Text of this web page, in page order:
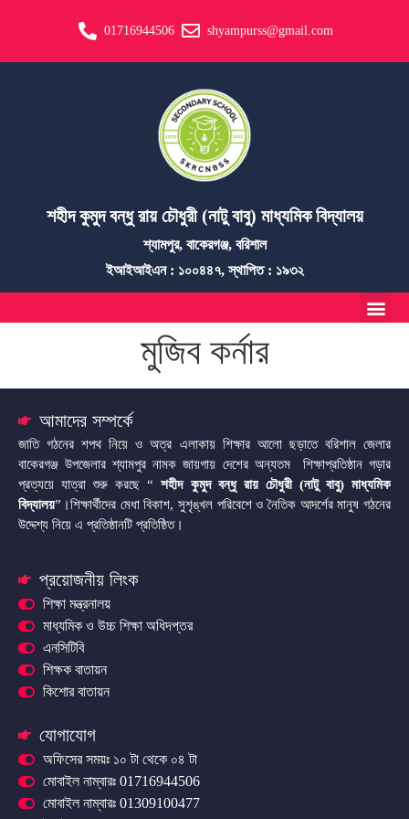
01716944506 shyampurss@gmail.com
শহীদ কুমুদ বন্ধু রায় চৌধুরী (নাটু বাবু) মাধ্যমিক বিদ্যালয়
শ্যামপুর, বাকেরগঞ্জ, বরিশাল
ইআইআইএন : ১০০৪৪৭, স্থাপিত : ১৯৩২
মুজিব কর্নার
আমাদের সম্পর্কে
জাতি গঠনের শপথ নিয়ে ও অত্র এলাকায় শিক্ষার আলো ছড়াতে বরিশাল জেলার
বাকেরগঞ্জ উপজেলার শ্যামপুর নামক জায়গায় দেশের অন্যতম শিক্ষাপ্রতিষ্ঠান গড়ার
প্রত্যয়ে যাত্রা শুরু করছে “ শহীদ কুমুদ বন্ধু রায় চৌধুরী (নাটু বাবু) মাধ্যমিক
বিদ্যালয়”।শিক্ষার্থীদের মেধা বিকাশ, সুশৃঙ্খল পরিবেশে ও নৈতিক আদর্শের মানুষ গঠনের
উদ্দেশ্য নিয়ে এ প্রতিষ্ঠানটি প্রতিষ্ঠিত।
প্রয়োজনীয় লিংক
শিক্ষা মন্ত্রনালয়
মাধ্যমিক ও উচ্চ শিক্ষা অধিদপ্তর
এনসিটিবি
শিক্ষক বাতায়ন
কিশোর বাতায়ন
যোগাযোগ
অফিসের সময়ঃ ১০ টা থেকে ০৪ টা
মোবাইল নাম্বারঃ 01716944506
মোবাইল নাম্বারঃ 01309100477